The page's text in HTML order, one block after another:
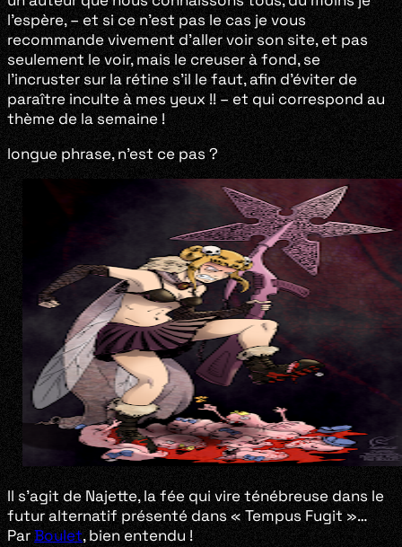
l’espère, – et si ce n’est pas le cas je vous
recommande vivement d’aller voir son site, et pas
seulement le voir, mais le creuser à fond, se
l’incruster sur la rétine s’il le faut, afin d’éviter de
paraître inculte à mes yeux !! – et qui correspond au
thème de la semaine !
longue phrase, n’est ce pas ?
Il s’agit de Najette, la fée qui vire ténébreuse dans le
futur alternatif présenté dans « Tempus Fugit »…
ParBoulet, bien entendu !